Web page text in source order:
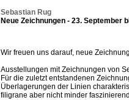
Sebastian Rug
Neue Zeichnungen - 23. September
Wir freuen uns darauf, neue
Ausstellungen mit Zeichnungen von
Für die zuletzt entstandenen
Überlagerungen der Linien
filigrane aber nicht minder